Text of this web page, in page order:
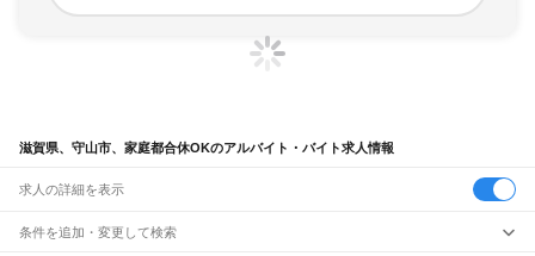
滋賀県、守山市、家庭都合休OKのアルバイト・バイト求人情報
求人の詳細を表示
条件を追加・変更して検索